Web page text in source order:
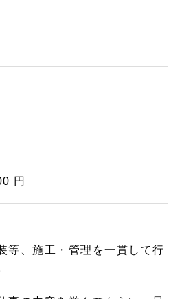
円
等、施工・管理を一貫して行